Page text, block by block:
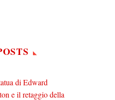
di Edward
e il retaggio della